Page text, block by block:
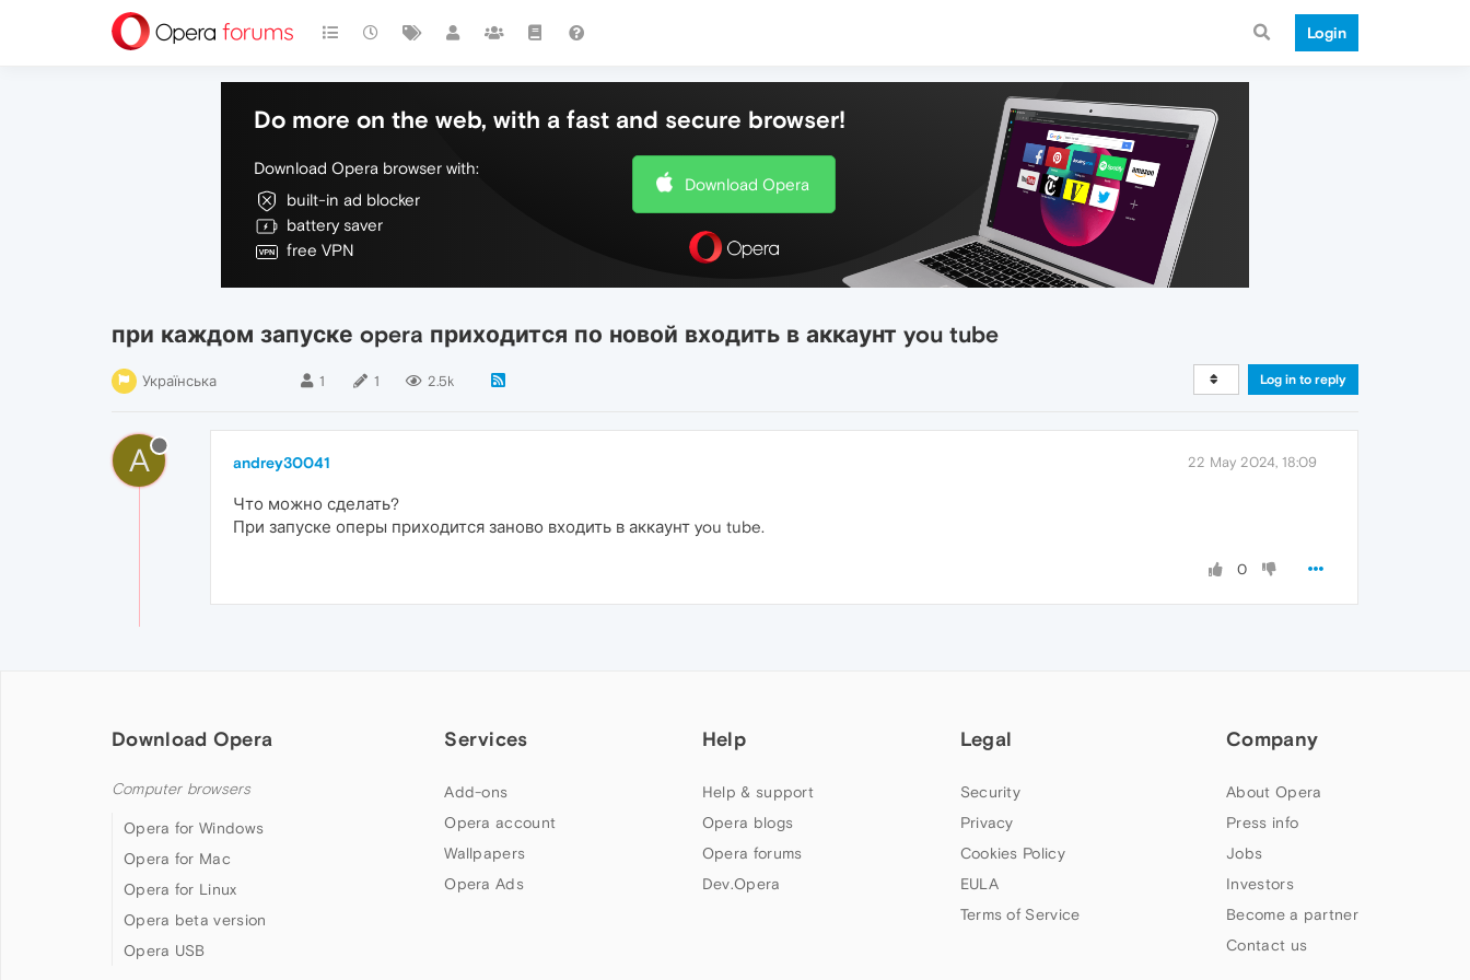
Login
Do more on the web, with a fast and secure browser!
Download Opera browser with:
built-in ad blocker
battery saver
free VPN
Download Opera
при каждом запуске opera приходится по новой входить в аккаунт you tube
Українська 1 1 2.5k Log in to reply
A andrey30041 22 May 2024, 18:09
Что можно сделать?
При запуске оперы приходится заново входить в аккаунт you tube.
0
Download Opera
Computer browsers
Opera for Windows
Opera for Mac
Opera for Linux
Opera beta version
Opera USB
Services
Add-ons
Opera account
Wallpapers
Opera Ads
Help
Help & support
Opera blogs
Opera forums
Dev.Opera
Legal
Security
Privacy
Cookies Policy
EULA
Terms of Service
Company
About Opera
Press info
Jobs
Investors
Become a partner
Contact us